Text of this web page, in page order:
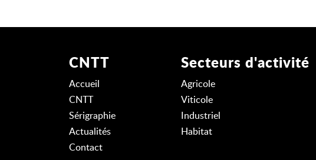
CNTT
Accueil
CNTT
Sérigraphie
Actualités
Contact
Secteurs d'activité
Agricole
Viticole
Industriel
Habitat